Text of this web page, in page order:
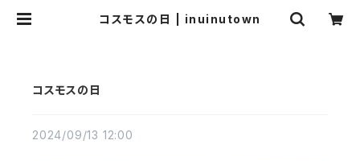
コスモスの日 | inuinutown
コスモスの日
2024/09/13 12:00